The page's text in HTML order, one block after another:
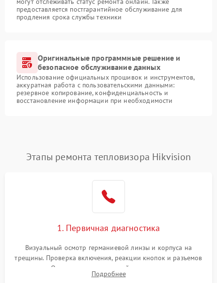
предоставляется постгарантийное обслуживание для
продления срока службы техники
Оригинальные программные решение и
безопасное обслуживание данных
Использование официальных прошивок и инструментов,
аккуратная работа с пользовательскими данными:
резервное копирование, конфиденциальность и
восстановление информации при необходимости
Этапы ремонта тепловизора Hikvision
1. Первичная диагностика
Визуальный осмотр германиевой линзы и корпуса на
трещины. Проверка включения, реакции кнопок и разъемов
зарядки. Оценка вывода тепловой сигнатуры на экран,
проверка базовых функций и считывание системных
Подробнее